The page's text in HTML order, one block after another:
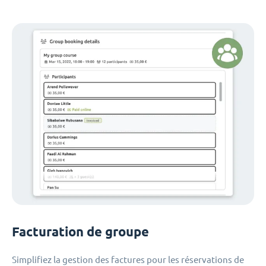
Facturation de groupe
Simplifiez la gestion des factures pour les réservations de